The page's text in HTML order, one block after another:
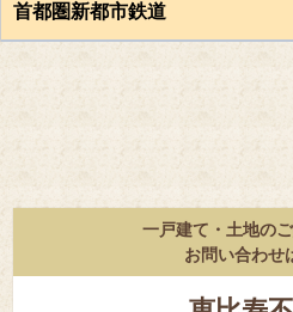
首都圏新都市鉄道
一戸建て・土地の
お問い合わせ